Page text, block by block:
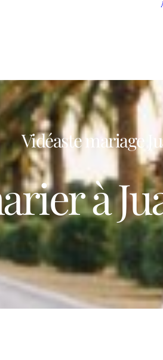
Vidéaste mariage
à